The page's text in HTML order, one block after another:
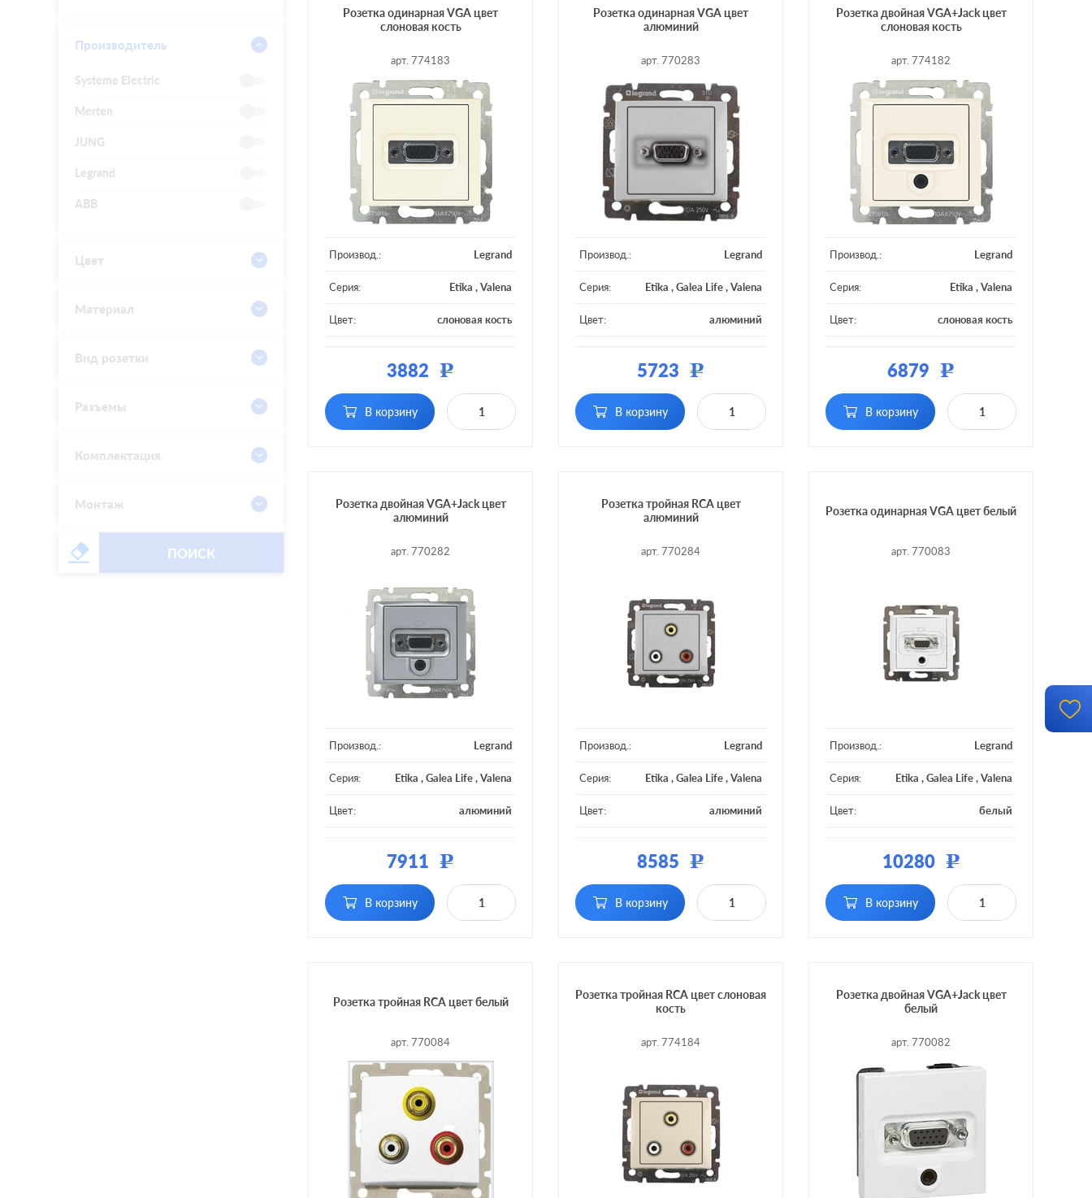
Производитель
Systeme Electric
Merten
JUNG
Legrand
ABB
Цвет
Материал
Вид розетки
Разъемы
Комплектация
Монтаж
ПОИСК
Розетка одинарная VGA цвет
слоновая кость
арт. 774183
Производ.: Legrand
Серия: Etika ,Valena
Цвет: слоновая кость
3882 Р
В корзину
Розетка одинарная VGA цвет
алюминий
арт. 770283
Производ.: Legrand
Серия: Etika ,Galea Life,Valena
Цвет: алюминий
5723 Р
В корзину
Розетка двойная VGA+Jack цвет
слоновая кость
арт. 774182
Производ.: Legrand
Серия: Etika ,Valena
Цвет: слоновая кость
6879 Р
В корзину
Розетка двойная VGA+Jack цвет
алюминий
арт. 770282
Производ.: Legrand
Серия: Etika ,Galea Life,Valena
Цвет: алюминий
7911 Р
В корзину
Розетка тройная RCA цвет
алюминий
арт. 770284
Производ.: Legrand
Серия: Etika ,Galea Life,Valena
Цвет: алюминий
8585 Р
В корзину
Розетка одинарная VGA цвет белый
арт. 770083
Производ.: Legrand
Серия: Etika ,Galea Life,Valena
Цвет: белый
10280Р
В корзину
Розетка тройная RCA цвет белый
арт. 770084
Розетка тройная RCA цвет слоновая
кость
арт. 774184
Розетка двойная VGA+Jack цвет
белый
арт. 770082